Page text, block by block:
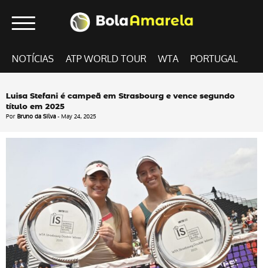
NOTÍCIAS ATP WORLD TOUR WTA PORTUGAL
Luisa Stefani é campeã em Strasbourg e vence segundo
título em 2025
Por Bruno da Silva - May 24, 2025